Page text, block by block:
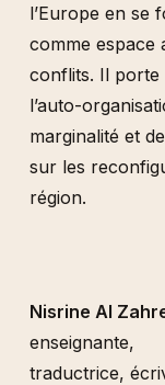
l’Europe en se
comme espace
conflits. Il porte
l’auto-
marginalité et
sur ​​les
région.
Nisrine Al
enseignante,
traductrice,